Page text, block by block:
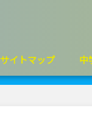
サイトマップ 中